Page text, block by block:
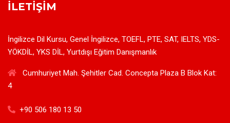
İLETIŞIM
İngilizce Dil Kursu, Genel İngilizce, TOEFL, PTE, SAT, IELTS, YDS-
YÖKDİL, YKS DİL, Yurtdışı Eğitim Danışmanlık
Cumhuriyet Mah. Şehitler Cad. Concepta Plaza B Blok Kat:
4
+90 506 180 13 50